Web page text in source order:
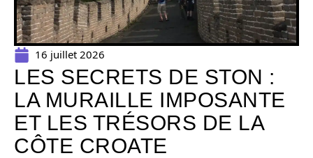
16 juillet 2026
LES SECRETS DE STON :
LA MURAILLE IMPOSANTE
ET LES TRÉSORS DE LA
CÔTE CROATE